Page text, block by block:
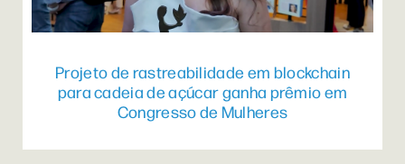
Projeto de rastreabilidade em blockchain
para cadeia de açúcar ganha prêmio em
Congresso de Mulheres